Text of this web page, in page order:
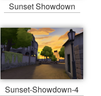
Sunset Showdown
Sunset-Showdown-4